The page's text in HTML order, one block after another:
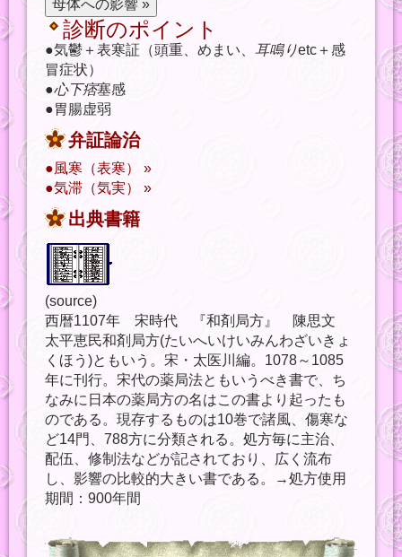
診断のポイント
●気鬱＋表寒証（頭重、めまい、 耳鳴りetc＋感
冒症状）
●心下痞塞感
●胃腸虚弱
弁証論治
●風寒（表寒） »
●気滞（気実） »
出典書籍
(source)
西暦1107年 宋時代 『和剤局方』 陳思文
太平恵民和剤局方(たいへいけいみんわざいきょ
くほう)ともいう。宋・太医川編。1078～1085
年に刊行。宋代の薬局法ともいうべき書で、ち
なみに日本の薬局方の名はこの書より起ったも
のである。現存するものは10巻で諸風、傷寒な
ど14門、788方に分類される。処方毎に主治、
配伍、修制法などが記されており、広く流布
し、影響の比較的大きい書である。→処方使用
期間：900年間